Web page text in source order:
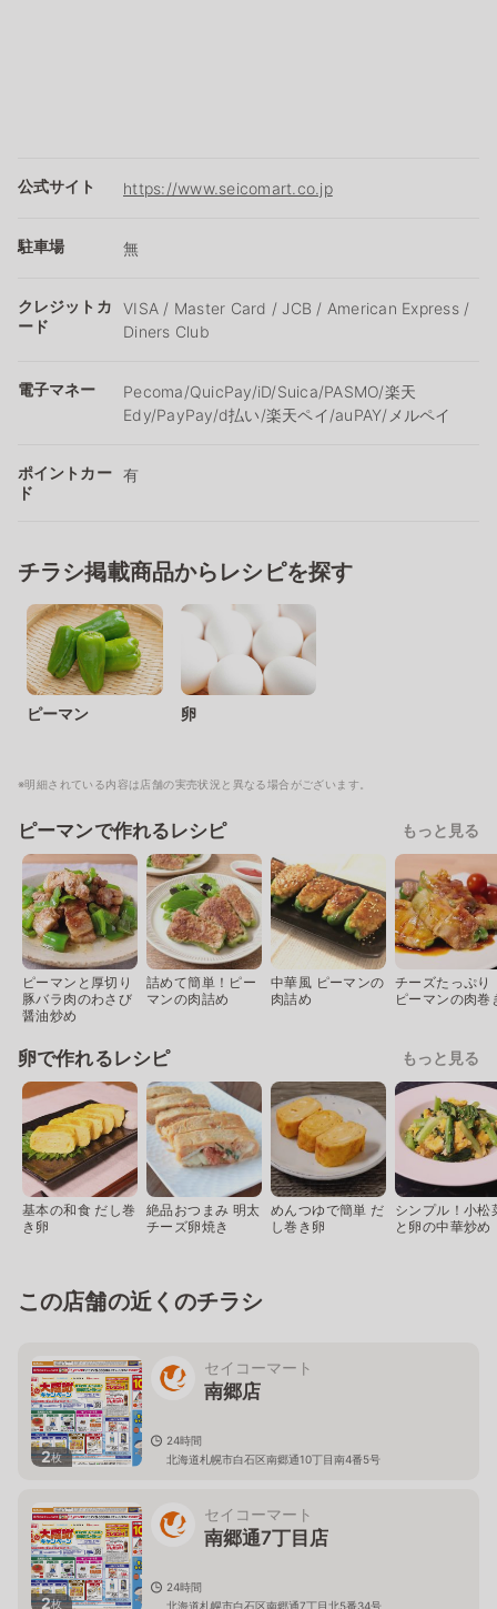
公式サイト https://www.seicomart.co.jp
駐車場 無
クレジットカ
ード
VISA / Master Card / JCB / American Express /
Diners Club
電子マネー
Pecoma/QuicPay/iD/Suica/PASMO/楽天
Edy/PayPay/d払い/楽天ペイ/auPAY/メルペイ
ポイントカー
ド
有
チラシ掲載商品からレシピを探す
ピーマン 卵
※明細されている内容は店舗の実売状況と異なる場合がございます。
ピーマンで作れるレシピ もっと見る
ピーマンと厚切り
豚バラ肉のわさび
醤油炒め
詰めて簡単！ピー
マンの肉詰め
中華風 ピーマンの
肉詰め
チーズたっぷり
ピーマンの肉巻
卵で作れるレシピ もっと見る
基本の和食 だし巻
き卵
絶品おつまみ 明太
チーズ卵焼き
めんつゆで簡単 だ
し巻き卵
シンプル！小松
と卵の中華炒め
この店舗の近くのチラシ
2枚
セイコーマート
南郷店
24時間
北海道札幌市白石区南郷通10丁目南4番5号
2枚
セイコーマート
南郷通7丁目店
24時間
北海道札幌市白石区南郷通7丁目北5番34号